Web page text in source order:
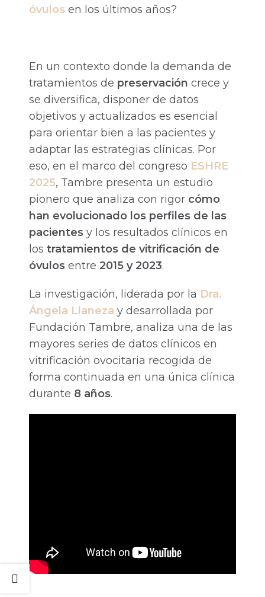
óvulos en los últimos años?
En un contexto donde la demanda de
tratamientos de preservación crece y
se diversifica, disponer de datos
objetivos y actualizados es esencial
para orientar bien a las pacientes y
adaptar las estrategias clínicas. Por
eso, en el marco del congreso ESHRE
2025, Tambre presenta un estudio
pionero que analiza con rigor cómo
han evolucionado los perfiles de las
pacientes y los resultados clínicos en
los tratamientos de vitrificación de
óvulos entre 2015 y 2023.
La investigación, liderada por la Dra.
Ángela Llaneza y desarrollada por
Fundación Tambre, analiza una de las
mayores series de datos clínicos en
vitrificación ovocitaria recogida de
forma continuada en una única clínica
durante 8 años.